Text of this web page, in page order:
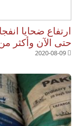
حتى الآن وأكثر من 6 آلاف
2020-08-09